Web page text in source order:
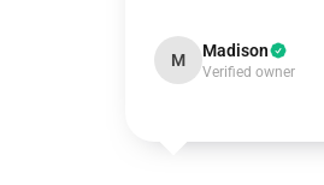
M Madison
Verified owner